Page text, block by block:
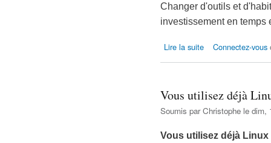
Changer d'outils et
investissement en temps
Lire la suite de Pourquoi
Connectez-vous
Vous utilisez déjà
Soumis parChristophe le dim,
Vous utilisez déjà